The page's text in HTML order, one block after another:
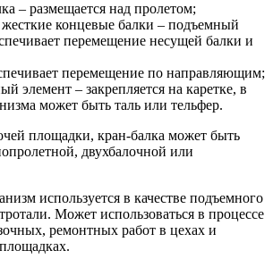
– размещается над пролетом;
концевые балки – подъемный
перемещение несущей балки и
перемещение по направляющим;
элемент – закрепляется на каретке, в
может быть таль или тельфер.
площадки, кран-балка может быть
двухбалочной или
используется в качестве подъемного
Может использоваться в процессе
ремонтных работ в цехах и